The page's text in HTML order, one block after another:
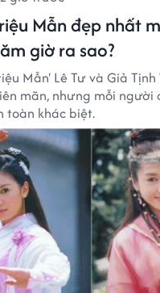
Mẫn đẹp nhất
giờ ra sao?
Mẫn' Lê Tư và Giả Tịnh
mãn, nhưng mỗi người
toàn khác biệt.